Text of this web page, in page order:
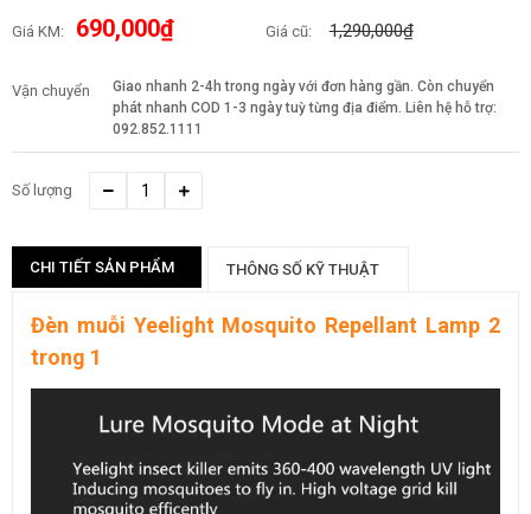
Giá KM: 690,000₫ Giá cũ: 1,290,000₫
Vận chuyển
Giao nhanh 2-4h trong ngày với đơn hàng gần. Còn chuyển
phát nhanh COD 1-3 ngày tuỳ từng địa điểm. Liên hệ hỗ trợ:
092.852.1111
Số lượng
CHI TIẾT SẢN PHẨM THÔNG SỐ KỸ THUẬT
Đèn muỗi Yeelight Mosquito Repellant Lamp 2
trong 1